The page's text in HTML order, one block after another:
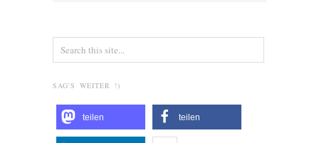
SAG'S WEITER !)
teilen teilen